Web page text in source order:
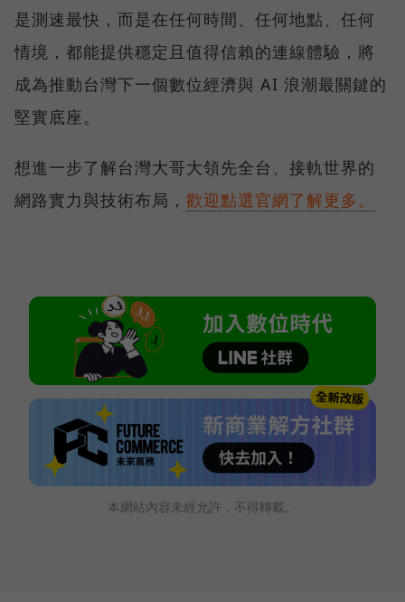
是測速最快，而是在任何時間、任何地點、任何
情境，都能提供穩定且值得信賴的連線體驗，將
成為推動台灣下一個數位經濟與 AI 浪潮最關鍵的
堅實底座。
想進一步了解台灣大哥大領先全台、接軌世界的
網路實力與技術布局， 歡迎點選官網了解更多。
本網站內容未經允許，不得轉載。